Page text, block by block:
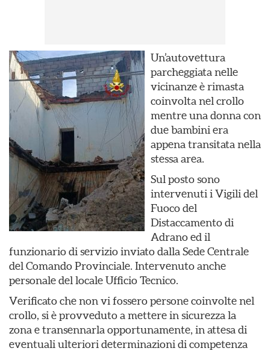
Un’autovettura
parcheggiata nelle
vicinanze è rimasta
coinvolta nel crollo
mentre una donna con
due bambini era
appena transitata nella
stessa area.
Sul posto sono
intervenuti i Vigili del
Fuoco del
Distaccamento di
Adrano ed il
funzionario di servizio inviato dalla Sede Centrale
del Comando Provinciale. Intervenuto anche
personale del locale Ufficio Tecnico.
Verificato che non vi fossero persone coinvolte nel
crollo, si è provveduto a mettere in sicurezza la
zona e transennarla opportunamente, in attesa di
eventuali ulteriori determinazioni di competenza